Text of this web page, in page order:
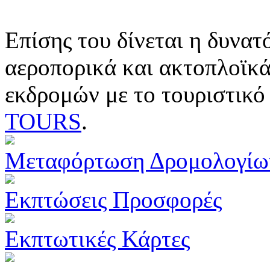
Επίσης του δίνεται η
αεροπορικά και
εκδρομών με το
TOURS.
Μεταφόρτωση
Εκπτώσεις Προσφορές
Εκπτωτικές Κάρτες